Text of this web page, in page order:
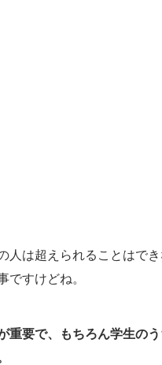
人は超えられることはで
すけどね。
重要で、もちろん学生の